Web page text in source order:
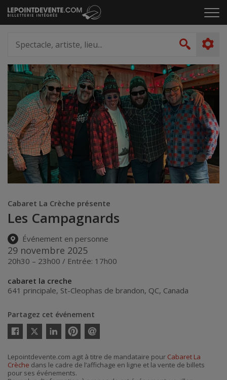
Passer
au
le
artiste,
lieu...
Cabaret La Crèche présente
Les Campagnards
Événement en personne
29 novembre 2025
20h30 – 23h00 / Entrée: 17h00
cabaret la creche
641 principale, St-Cleophas de brandon, QC, Canada
Partagez cet événement
Twitter
courriel
Lepointdevente.com agit à titre de mandataire pour Cabaret La
Crèche dans le cadre de l’affichage en ligne et la vente de billets
pour ses événements.